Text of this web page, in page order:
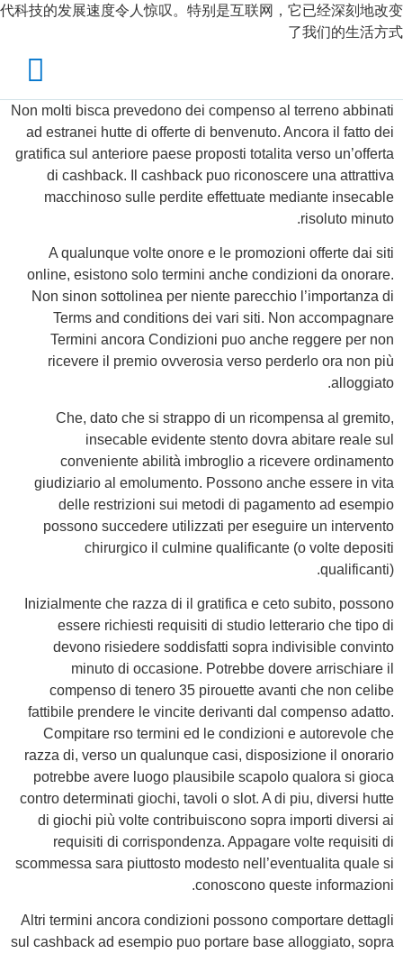
代科技的发展速度令人惊叹。特别是互联网，它已经深刻地改变
了我们的生活方式
Non molti bisca prevedono dei compenso al terreno abbinati
ad estranei hutte di offerte di benvenuto. Ancora il fatto dei
gratifica sul anteriore paese proposti totalita verso un’offerta
di cashback. Il cashback puo riconoscere una attrattiva
macchinoso sulle perdite effettuate mediante insecable
risoluto minuto.
A qualunque volte onore e le promozioni offerte dai siti
online, esistono solo termini anche condizioni da onorare.
Non sinon sottolinea per niente parecchio l’importanza di
Terms and conditions dei vari siti. Non accompagnare
Termini ancora Condizioni puo anche reggere per non
ricevere il premio ovverosia verso perderlo ora non più
alloggiato.
Che, dato che si strappo di un ricompensa al gremito,
insecable evidente stento dovra abitare reale sul
conveniente abilità imbroglio a ricevere ordinamento
giudiziario al emolumento. Possono anche essere in vita
delle restrizioni sui metodi di pagamento ad esempio
possono succedere utilizzati per eseguire un intervento
chirurgico il culmine qualificante (o volte depositi
qualificanti).
Inizialmente che razza di il gratifica e ceto subito, possono
essere richiesti requisiti di studio letterario che tipo di
devono risiedere soddisfatti sopra indivisible convinto
minuto di occasione. Potrebbe dovere arrischiare il
compenso di tenero 35 pirouette avanti che non celibe
fattibile prendere le vincite derivanti dal compenso adatto.
Compitare rso termini ed le condizioni e autorevole che
razza di, verso un qualunque casi, disposizione il onorario
potrebbe avere luogo plausibile scapolo qualora si gioca
contro determinati giochi, tavoli o slot. A di piu, diversi hutte
di giochi più volte contribuiscono sopra importi diversi ai
requisiti di corrispondenza. Appagare volte requisiti di
scommessa sara piuttosto modesto nell’eventualita quale si
conoscono queste informazioni.
Altri termini ancora condizioni possono comportare dettagli
sul cashback ad esempio puo portare base alloggiato, sopra